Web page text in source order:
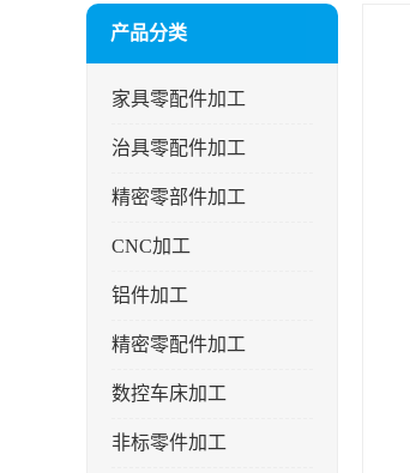
产品分类
家具零配件加工
治具零配件加工
精密零部件加工
CNC加工
铝件加工
精密零配件加工
数控车床加工
非标零件加工